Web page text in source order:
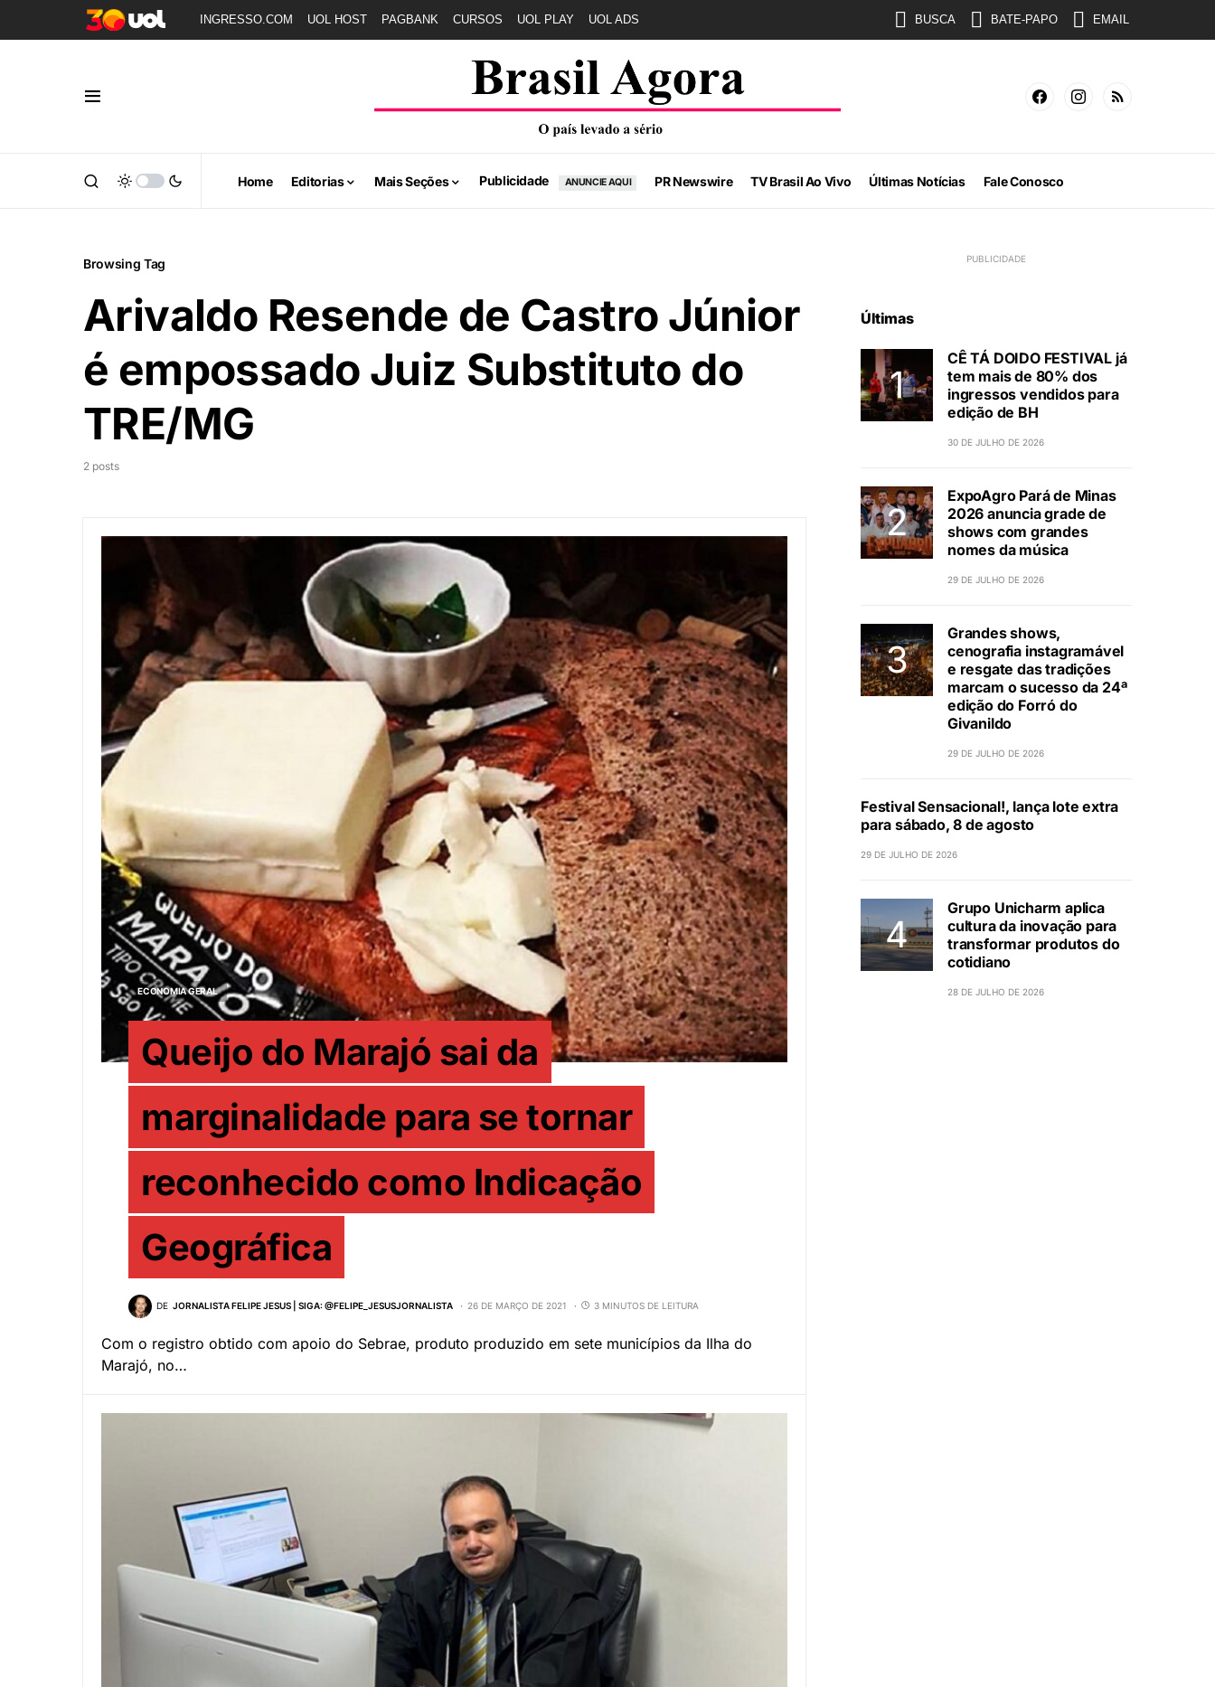
INGRESSO.COM UOL HOST PAGBANK CURSOS UOL PLAY UOL ADS BUSCA BATE-PAPO EMAIL
Home Editorias Mais Seções Publicidade ANUNCIE AQUI PR Newswire TV Brasil Ao Vivo Últimas Notícias Fale Conosco
Browsing Tag
Arivaldo Resende de Castro Júnior
é empossado Juiz Substituto do
TRE/MG
2 posts
ECONOMIA GERAL
Queijo do Marajó sai da
marginalidade para se tornar
reconhecido como Indicação
Geográfica
DE JORNALISTA FELIPE JESUS | SIGA: @FELIPE_JESUSJORNALISTA 26 DE MARÇO DE 2021 3 MINUTOS DE LEITURA
Com o registro obtido com apoio do Sebrae, produto produzido em sete municípios da Ilha do
Marajó, no…
Últimas
CÊ TÁ DOIDO FESTIVAL já
tem mais de 80% dos
ingressos vendidos para
edição de BH
30 DE JULHO DE 2026
ExpoAgro Pará de Minas
2026 anuncia grade de
shows com grandes
nomes da música
29 DE JULHO DE 2026
Grandes shows,
cenografia instagramável
e resgate das tradições
marcam o sucesso da 24ª
edição do Forró do
Givanildo
29 DE JULHO DE 2026
Festival Sensacional!, lança lote extra
para sábado, 8 de agosto
29 DE JULHO DE 2026
Grupo Unicharm aplica
cultura da inovação para
transformar produtos do
cotidiano
28 DE JULHO DE 2026